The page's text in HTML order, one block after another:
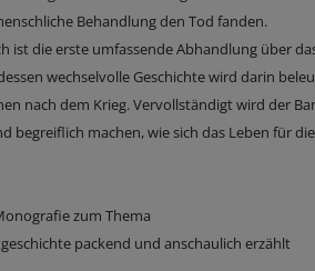
Behandlung den Tod fanden.
ist die erste umfassende Abhandlung über
wechselvolle Geschichte wird darin
nach dem Krieg. Vervollständigt wird der
begreiflich machen, wie sich das Leben für
zum Thema
packend und anschaulich erzählt